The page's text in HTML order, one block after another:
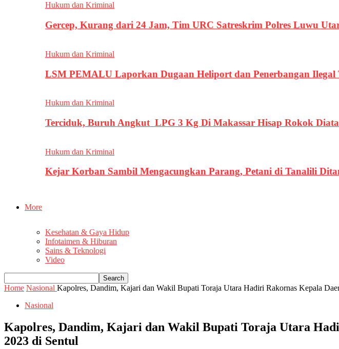
Hukum dan Kriminal
Gercep, Kurang dari 24 Jam, Tim URC Satreskrim Polres Luwu
Hukum dan Kriminal
LSM PEMALU Laporkan Dugaan Heliport dan Penerbangan
Hukum dan Kriminal
Terciduk, Buruh Angkut LPG 3 Kg Di Makassar Hisap Rokok
Hukum dan Kriminal
Kejar Korban Sambil Mengacungkan Parang, Petani di Tanalili
More
Kesehatan & Gaya Hidup
Infotaimen & Hiburan
Sains & Teknologi
Video
Home Nasional Kapolres, Dandim, Kajari dan Wakil Bupati Toraja Utara Hadiri Rakornas Kepala
Nasional
Kapolres, Dandim, Kajari dan Wakil Bupati Toraja Utara
2023 di Sentul